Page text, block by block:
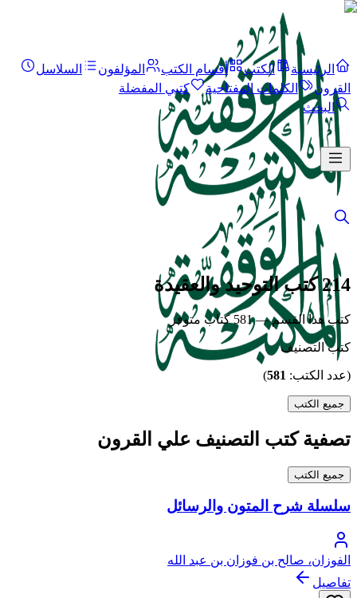
الرئيسية الكتب أقسام الكتب المؤلفون
السلاسل
القرون
الكلمات المفتاحية
كتبي المفضلة
البحث
214 كتب التوحيد والعقيدة
كتب هذا القسم — 581 كتاب متوفر
كتب التصنيف
(عدد الكتب: 581
)
جميع الكتب
تصفية كتب التصنيف علي القرون
جميع الكتب
سلسلة شرح المتون والرسائل
الفوزان، صالح بن فوزان بن عبد الله
تفاصيل